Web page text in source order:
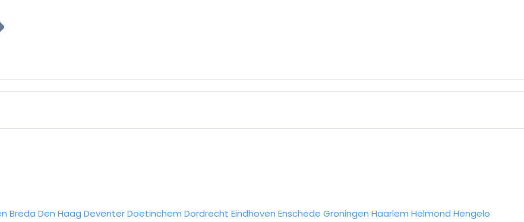
Breda Den Haag DeventerDoetinchem Dordrecht Eindhoven Enschede Groningen Haarlem Helmond Hengelo